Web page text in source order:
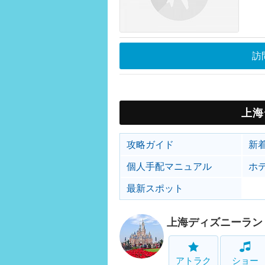
訪
上
攻略ガイド
新
個人手配マニュアル
ホ
最新スポット
上海ディズニーラ
アトラク ショー